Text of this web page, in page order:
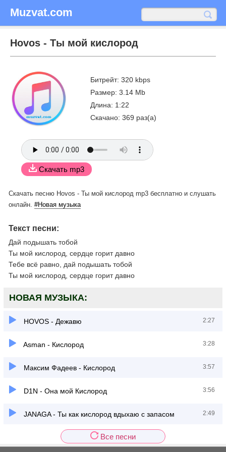
Muzvat.com
Hovos - Ты мой кислород
Битрейт: 320 kbps
Размер: 3.14 Mb
Длина: 1:22
Скачано: 369 раз(а)
Скачать mp3
Скачать песню Hovos - Ты мой кислород mp3 бесплатно и слушать
онлайн. #Новая музыка
Текст песни:
Дай подышать тобой
Ты мой кислород, сердце горит давно
Тебе всё равно, дай подышать тобой
Ты мой кислород, сердце горит давно
НОВАЯ МУЗЫКА:
HOVOS - Дежавю 2:27
Asman - Кислород 3:28
Максим Фадеев - Кислород 3:57
D1N - Она мой Кислород 3:56
JANAGA - Ты как кислород вдыхаю с запасом 2:49
Все песни